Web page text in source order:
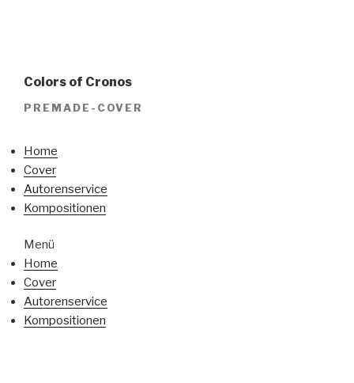
Colors of Cronos
PREMADE-COVER
Home
Cover
Autorenservice
Kompositionen
Menü
Home
Cover
Autorenservice
Kompositionen